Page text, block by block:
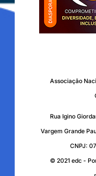
Associação
Rua Igino
Vargem Grande
CNPJ:
© 2021 edc -